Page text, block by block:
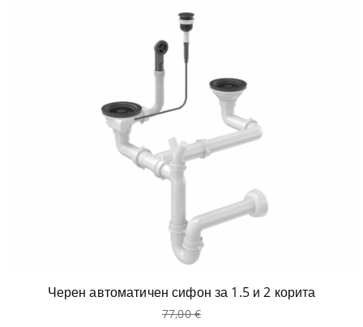
Черен автоматичен сифон за 1.5 и 2 корита
77,00€